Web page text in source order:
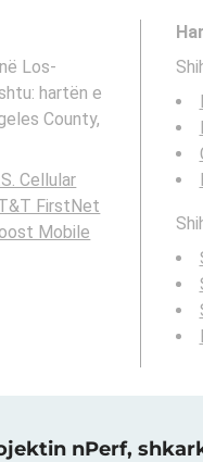
Los-
hartën e
County,
Cellular
FirstNet
Mobile
nPerf,